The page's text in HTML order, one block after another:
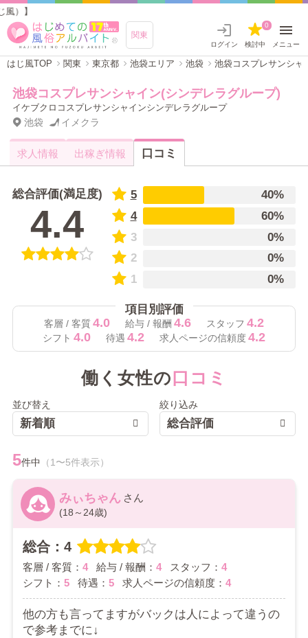
】
関東
ログイン 検討中
0
メニュー
はじ風TOP 関東 東京都 池袋エリア 池袋 池袋コスプレサンシャ
池袋コスプレサンシャイン(シンデレラグループ)
イケブクロコスプレサンシャインシンデレラグループ
池袋 イメクラ
求人情報 出稼ぎ情報 口コミ
総合評価(満足度)
4.4
5
40%
4
60%
3
0%
2
0%
1
0%
項目別評価
客層 / 客質4.0 給与 / 報酬 4.6 スタッフ 4.2
シフト 4.0 待遇 4.2 求人ページの信頼度4.2
働く女性の口コミ
並び替え
新着順
絞り込み
総合評価
5件中 （1〜5件表示）
みぃちゃん
(18～24歳)
総合：4
客層 / 客質： 4 給与 / 報酬： 4 スタッフ： 4
シフト： 5 待遇： 5 求人ページの信頼度： 4
他の方も言ってますがバックは人によって違うの
で参考までに↓